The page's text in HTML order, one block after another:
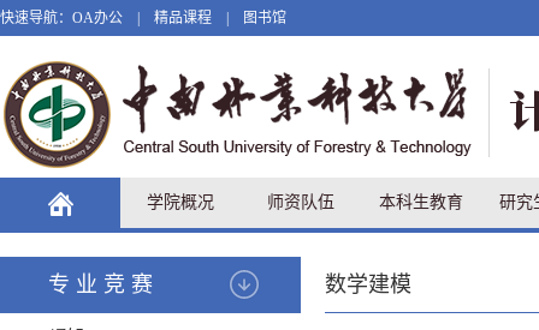
快速导航： OA办公 精品课程 图书馆
学院概况 师资队伍 本科生教育 研究
专业竞赛 数学建模